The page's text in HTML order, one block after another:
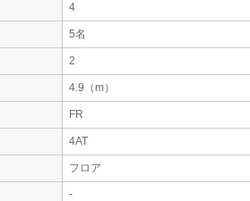
4
5名
2
4.9（m）
FR
4AT
フロア
-